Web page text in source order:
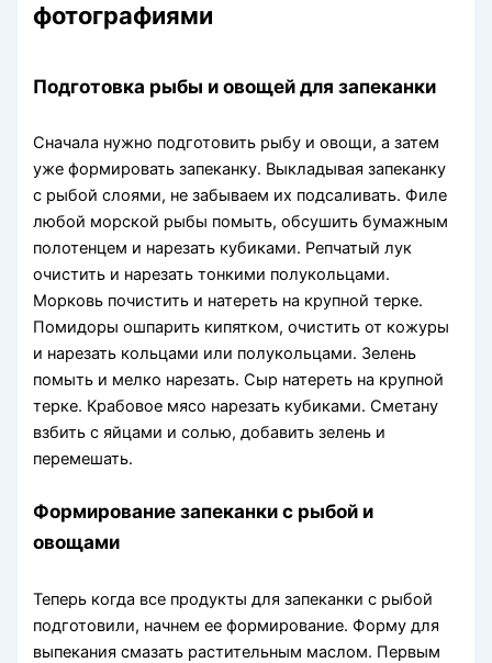
фотографиями
Подготовка рыбы и овощей для запеканки
Сначала нужно подготовить рыбу и овощи, а затем
уже формировать запеканку. Выкладывая запеканку
с рыбой слоями, не забываем их подсаливать. Филе
любой морской рыбы помыть, обсушить бумажным
полотенцем и нарезать кубиками. Репчатый лук
очистить и нарезать тонкими полукольцами.
Морковь почистить и натереть на крупной терке.
Помидоры ошпарить кипятком, очистить от кожуры
и нарезать кольцами или полукольцами. Зелень
помыть и мелко нарезать. Сыр натереть на крупной
терке. Крабовое мясо нарезать кубиками. Сметану
взбить с яйцами и солью, добавить зелень и
перемешать.
Формирование запеканки с рыбой и
овощами
Теперь когда все продукты для запеканки с рыбой
подготовили, начнем ее формирование. Форму для
выпекания смазать растительным маслом. Первым